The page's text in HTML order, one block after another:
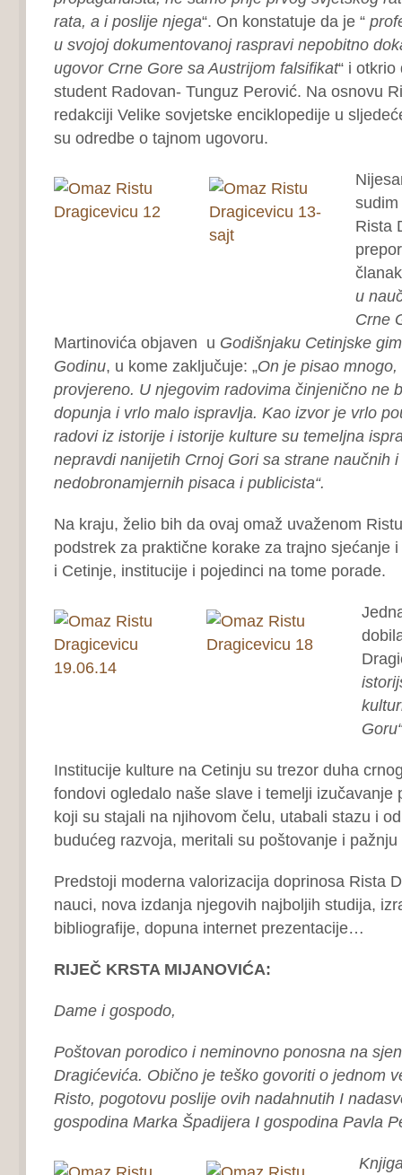
rata, a i poslije njega“. On konstatuje da je “
u svojoj dokumentovanoj raspravi nepobitno
ugovor Crne Gore sa Austrijom falsifikat“ i otkrio
student Radovan- Tunguz Perović. Na osnovu
redakciji Velike sovjetske enciklopedije u
su odredbe o tajnom ugovoru.
Rista
u
Crne
Martinovića objaven u Godišnjaku Cetinjske
Godinu, u kome zaključuje: „On je pisao
provjereno. U njegovim radovima činjenično ne
dopunja i vrlo malo ispravlja. Kao izvor je vrlo
radovi iz istorije i istorije kulture su temeljna
nepravdi nanijetih Crnoj Gori sa strane naučnih i
nedobronamjernih pisaca i publicista“.
Na kraju, želio bih da ovaj omaž uvaženom
podstrek za praktične korake za trajno sjećanje
i Cetinje, institucije i pojedinci na tome porade.
Goru“
Institucije kulture na Cetinju su trezor duha
fondovi ogledalo naše slave i temelji izučavanje
koji su stajali na njihovom čelu, utabali stazu i
budućeg razvoja, meritali su poštovanje i
Predstoji moderna valorizacija doprinosa Rista
nauci, nova izdanja njegovih najboljih studija,
bibliografije, dopuna internet prezentacije…
RIJEČ KRSTA MIJANOVIĆA:
Dame i gospodo,
Poštovan porodico i neminovno ponosna na
Dragićevića. Obično je teško govoriti o jednom
Risto, pogotovu poslije ovih nadahnutih I
gospodina Marka Špadijera I gospodina Pavla